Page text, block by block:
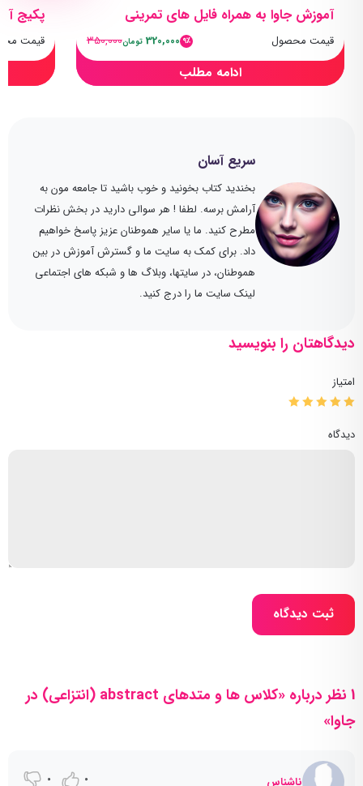
سریع آسان
بخندید کتاب بخونید و خوب باشید تا جامعه مون به
آرامش برسه. لطفا ! هر سوالی دارید در بخش نظرات
مطرح کنید. ما یا سایر هموطنان عزیز پاسخ خواهیم
داد. برای کمک به سایت ما و گسترش آموزش در بین
هموطنان، در سایتها، وبلاگ ها و شبکه های اجتماعی
لینک سایت ما را درج کنید.
آموزش جاوا به همراه فایل های تمرینی
قیمت محصول 9٪ 320,000 تومان350,000
ادامه مطلب
پکیج
قیمت
دیدگاهتان را بنویسید
امتیاز
دیدگاه
ثبت دیدگاه
1 نظر درباره «کلاس ها و متدهای abstract (انتزاعی) در
جاوا»
ناشناس 0
0